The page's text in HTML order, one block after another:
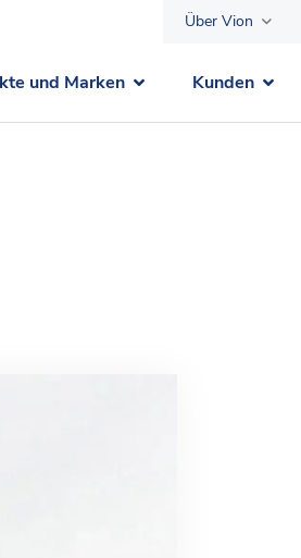
Über Vion
und Marken Kunden